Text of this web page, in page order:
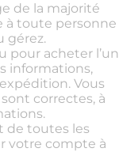
de la majorité
à toute personne
gérez.
pour acheter l’un
informations,
Vous
correctes, à
de toutes les
votre compte à